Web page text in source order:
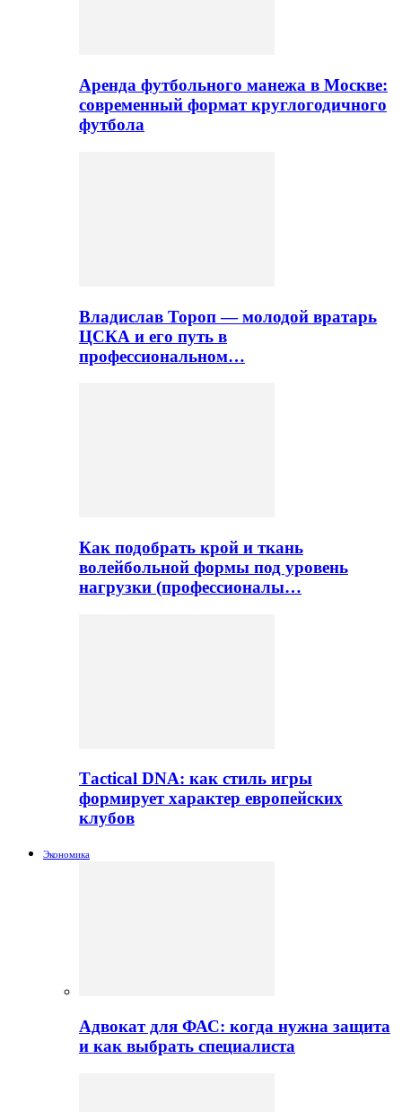
Аренда футбольного манежа в Москве:
современный формат круглогодичного
футбола
Владислав Тороп — молодой вратарь
ЦСКА и его путь в
профессиональном…
Как подобрать крой и ткань
волейбольной формы под уровень
нагрузки (профессионалы…
Тactical DNA: как стиль игры
формирует характер европейских
клубов
Экономика
Адвокат для ФАС: когда нужна защита
и как выбрать специалиста